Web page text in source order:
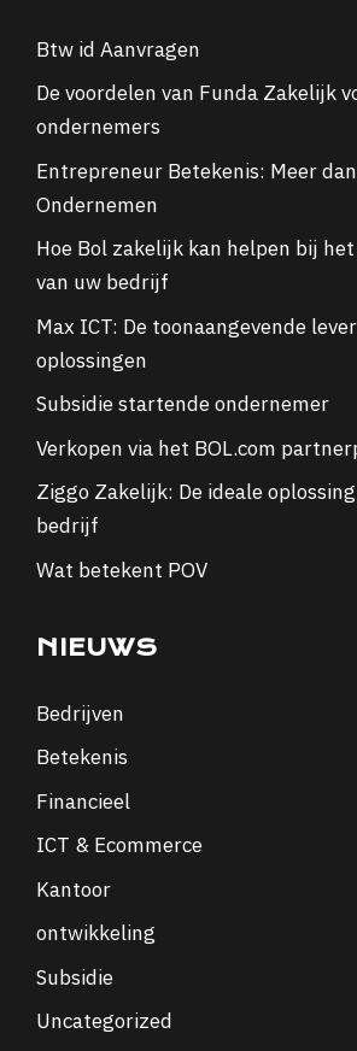
Btw id Aanvragen
De voordelen van Funda Zakelijk
ondernemers
Entrepreneur Betekenis: Meer
Ondernemen
Hoe Bol zakelijk kan helpen bij
van uw bedrijf
Max ICT: De toonaangevende
oplossingen
Subsidie startende ondernemer
Verkopen via het BOL.com
Ziggo Zakelijk: De ideale
bedrijf
Wat betekent POV
NIEUWS
Bedrijven
Betekenis
Financieel
ICT & Ecommerce
Kantoor
ontwikkeling
Subsidie
Uncategorized